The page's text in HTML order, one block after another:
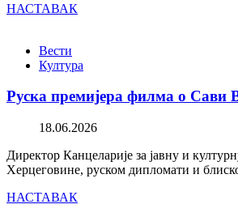
НАСТАВАК
Вести
Култура
Руска премијера филма о Сави
18.06.2026
Директор Канцеларије за јавну и
Херцеговине, руском дипломати и
НАСТАВАК